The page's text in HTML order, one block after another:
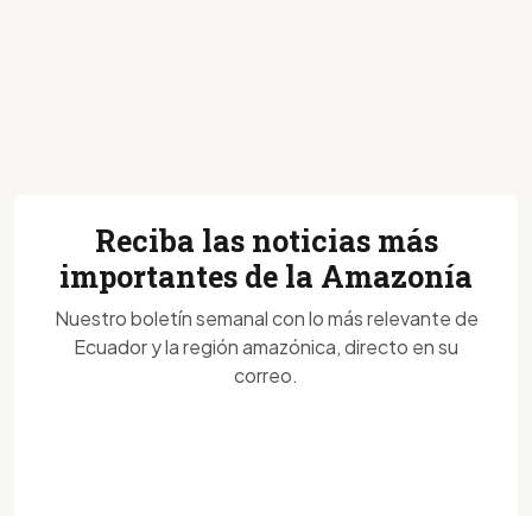
Reciba las noticias más
importantes de la Amazonía
Nuestro boletín semanal con lo más relevante de
Ecuador y la región amazónica, directo en su
correo.